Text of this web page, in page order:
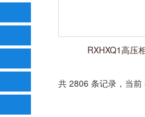
RXHXQ1高压
共 2806 条记录，当